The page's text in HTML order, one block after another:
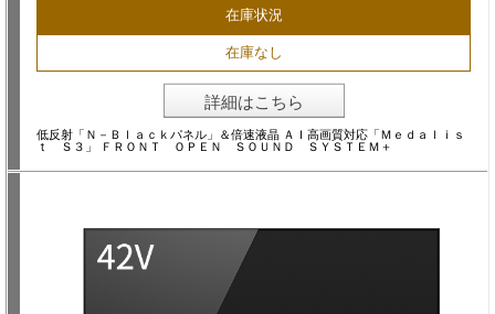
在庫状況
在庫なし
詳細はこちら
低反射「Ｎ－Ｂｌａｃｋパネル」＆倍速液晶 ＡＩ高画質対応「Ｍｅｄａｌｉｓ
ｔ Ｓ３」 ＦＲＯＮＴ ＯＰＥＮ ＳＯＵＮＤ ＳＹＳＴＥＭ＋